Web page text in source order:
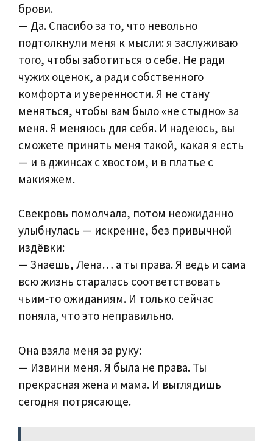
брови.
— Да. Спасибо за то, что невольно
подтолкнули меня к мысли: я заслуживаю
того, чтобы заботиться о себе. Не ради
чужих оценок, а ради собственного
комфорта и уверенности. Я не стану
меняться, чтобы вам было «не стыдно» за
меня. Я меняюсь для себя. И надеюсь, вы
сможете принять меня такой, какая я есть
— и в джинсах с хвостом, и в платье с
макияжем.
Свекровь помолчала, потом неожиданно
улыбнулась — искренне, без привычной
издёвки:
— Знаешь, Лена… а ты права. Я ведь и сама
всю жизнь старалась соответствовать
чьим‑то ожиданиям. И только сейчас
поняла, что это неправильно.
Она взяла меня за руку:
— Извини меня. Я была не права. Ты
прекрасная жена и мама. И выглядишь
сегодня потрясающе.